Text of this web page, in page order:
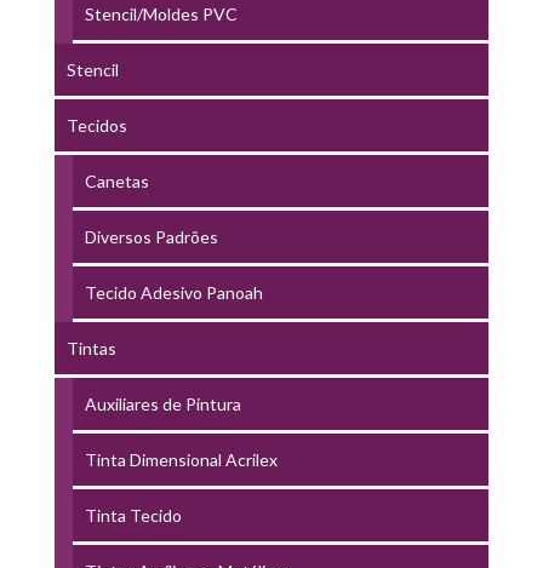
Stencil/Moldes PVC
Stencil
Tecidos
Canetas
Diversos Padrões
Tecido Adesivo Panoah
Tintas
Auxiliares de Pintura
Tinta Dimensional Acrilex
Tinta Tecido